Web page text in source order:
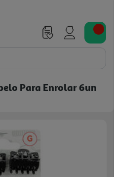
Para Enrolar 6un